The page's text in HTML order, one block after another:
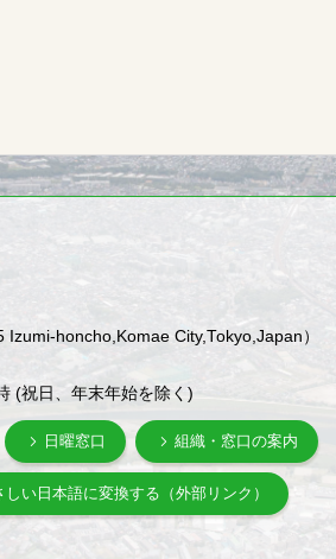
Izumi-honcho,Komae City,Tokyo,Japan）
(祝日、年末年始を除く)
日曜窓口 組織・窓口の案内
しい日本語に変換する（外部リンク）